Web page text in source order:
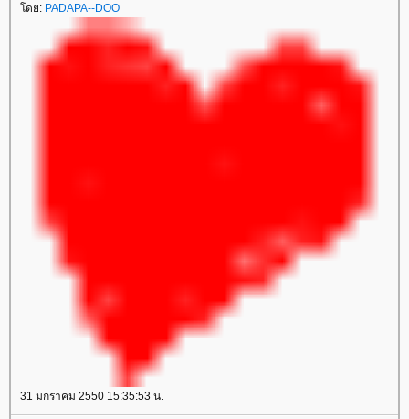
ดย: PADAPA--DOO
31 มกราคม 2550 15:35:53 น.